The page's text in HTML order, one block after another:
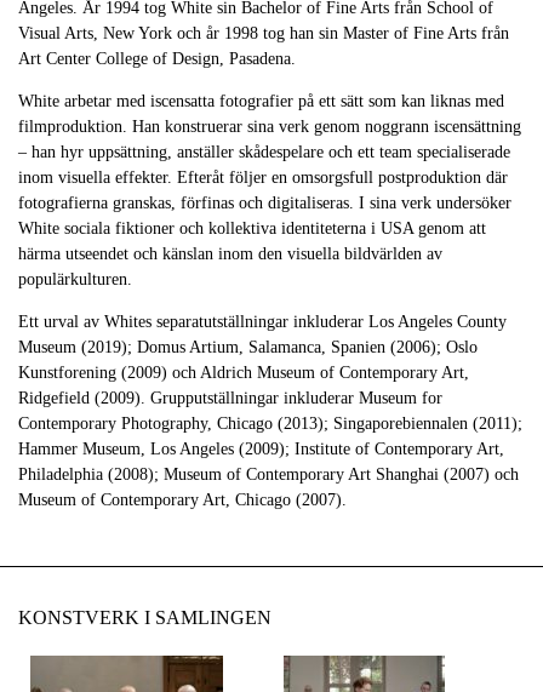
Angeles. År 1994 tog White sin Bachelor of Fine Arts från School of
Visual Arts, New York och år 1998 tog han sin Master of Fine Arts från
Art Center College of Design, Pasadena.
White arbetar med iscensatta fotografier på ett sätt som kan liknas med
filmproduktion. Han konstruerar sina verk genom noggrann iscensättning
– han hyr uppsättning, anställer skådespelare och ett team specialiserade
inom visuella effekter. Efteråt följer en omsorgsfull postproduktion där
fotografierna granskas, förfinas och digitaliseras. I sina verk undersöker
White sociala fiktioner och kollektiva identiteterna i USA genom att
härma utseendet och känslan inom den visuella bildvärlden av
populärkulturen.
Ett urval av Whites separatutställningar inkluderar Los Angeles County
Museum (2019); Domus Artium, Salamanca, Spanien (2006); Oslo
Kunstforening (2009) och Aldrich Museum of Contemporary Art,
Ridgefield (2009). Grupputställningar inkluderar Museum for
Contemporary Photography, Chicago (2013); Singaporebiennalen (2011);
Hammer Museum, Los Angeles (2009); Institute of Contemporary Art,
Philadelphia (2008); Museum of Contemporary Art Shanghai (2007) och
Museum of Contemporary Art, Chicago (2007).
KONSTVERK I SAMLINGEN